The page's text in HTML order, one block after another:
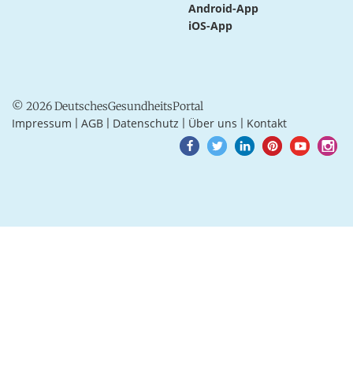
Android-App
iOS-App
© 2026 DeutschesGesundheitsPortal
Impressum AGB Datenschutz Über uns Kontakt